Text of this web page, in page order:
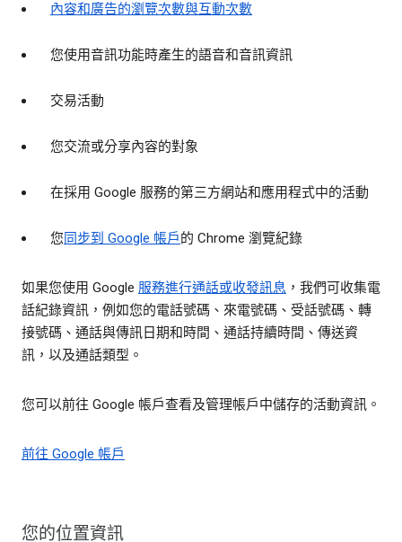
內容和廣告的瀏覽次數與互動次數
您使用音訊功能時產生的語音和音訊資訊
交易活動
您交流或分享內容的對象
在採用 Google 服務的第三方網站和應用程式中的活動
您同步到 Google 帳戶的 Chrome 瀏覽紀錄
如果您使用 Google 服務進行通話或收發訊息 ，我們可收集電
話紀錄資訊，例如您的電話號碼、來電號碼、受話號碼、轉
接號碼、通話與傳訊日期和時間、通話持續時間、傳送資
訊，以及通話類型。
您可以前往 Google 帳戶查看及管理帳戶中儲存的活動資訊。
前往 Google 帳戶
您的位置資訊